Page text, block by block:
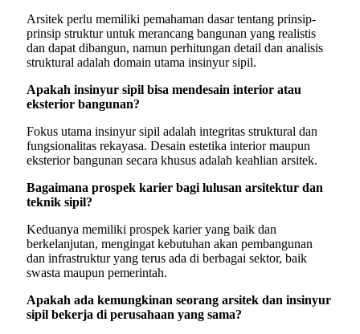
Arsitek perlu memiliki pemahaman dasar tentang prinsip-
prinsip struktur untuk merancang bangunan yang realistis
dan dapat dibangun, namun perhitungan detail dan analisis
struktural adalah domain utama insinyur sipil.
Apakah insinyur sipil bisa mendesain interior atau
eksterior bangunan?
Fokus utama insinyur sipil adalah integritas struktural dan
fungsionalitas rekayasa. Desain estetika interior maupun
eksterior bangunan secara khusus adalah keahlian arsitek.
Bagaimana prospek karier bagi lulusan arsitektur dan
teknik sipil?
Keduanya memiliki prospek karier yang baik dan
berkelanjutan, mengingat kebutuhan akan pembangunan
dan infrastruktur yang terus ada di berbagai sektor, baik
swasta maupun pemerintah.
Apakah ada kemungkinan seorang arsitek dan insinyur
sipil bekerja di perusahaan yang sama?